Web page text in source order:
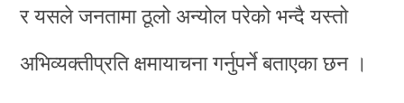
र यसले जनतामा ठूलो अन्योल परेको भन्दै यस्तो
अभिव्यक्तीप्रति क्षमायाचना गर्नुपर्ने बताएका छन ।